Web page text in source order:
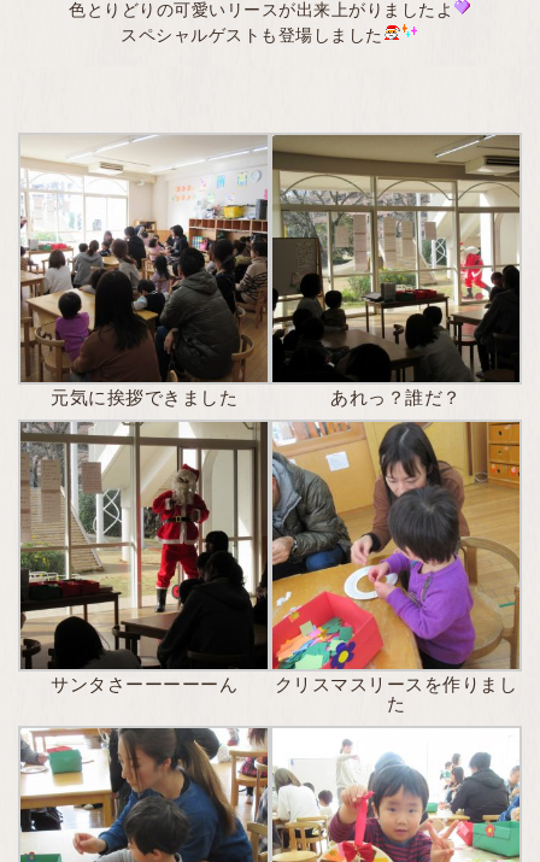
色とりどりの可愛いリースが出来上がりましたよ
スペシャルゲストも登場しました
元気に挨拶できました あれっ？誰だ？
サンタさーーーーーん
クリスマスリースを作りまし
た